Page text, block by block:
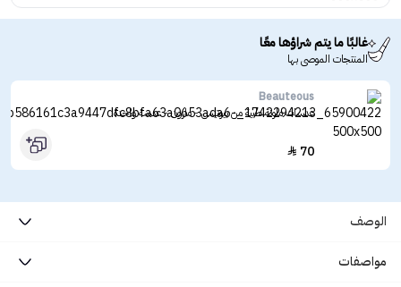
غالبًا ما يتم شراؤها معًا
المنتجات الموصى بها
Beauteous
عدسات ملونة طبية من بيوتيس - مارون - عدسة واحدة
70

الوصف
مواصفات